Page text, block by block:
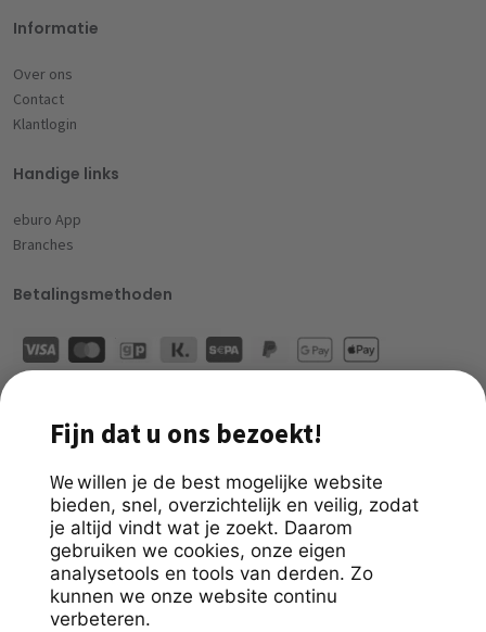
Informatie
Over ons
Contact
Klantlogin
Handige links
eburo App
Branches
Betalingsmethoden